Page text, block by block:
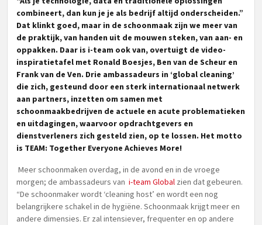
combineert, dan kun je je als bedrijf altijd onderscheiden.”
Dat klinkt goed, maar in de schoonmaak zijn we meer van
de praktijk, van handen uit de mouwen steken, van aan- en
oppakken. Daar is i-team ook van, overtuigt de video-
inspiratietafel met Ronald Boesjes, Ben van de Scheur en
Frank van de Ven. Drie ambassadeurs in ‘global cleaning’
die zich, gesteund door een sterk internationaal netwerk
aan partners, inzetten om samen met
schoonmaakbedrijven de actuele en acute problematieken
en uitdagingen, waarvoor opdrachtgevers en
dienstverleners zich gesteld zien, op te lossen. Het motto
is TEAM: Together Everyone Achieves More!
Meer schoonmaken overdag, in de avond en in de vroege
morgen; de ambassadeurs van i-team Global zien dat gebeuren.
“De schoonmaker wordt ‘cleaning host’ en wordt een nog
belangrijkere schakel in de hygiëne. Schoonmaak krijgt meer en
andere dimensies. Er zal intensiever, frequenter en op andere